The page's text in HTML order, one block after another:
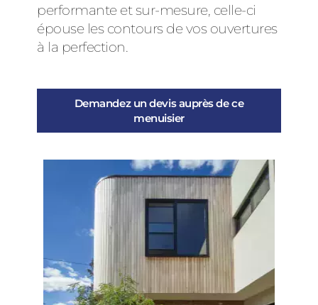
performante et sur-mesure, celle-ci
épouse les contours de vos ouvertures
à la perfection.
Demandez un devis auprès de ce
menuisier